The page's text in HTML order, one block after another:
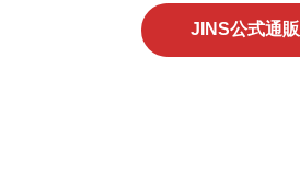
JINS公式通販